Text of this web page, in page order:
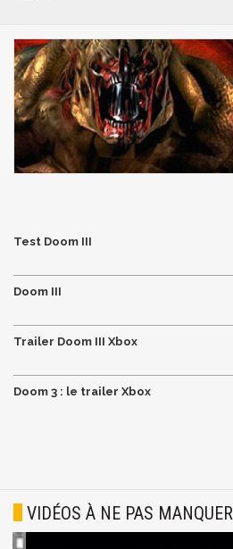
Test Doom III
Doom III
Trailer Doom III Xbox
Doom 3 : le trailer Xbox
VIDÉOS À NE PAS MANQUER